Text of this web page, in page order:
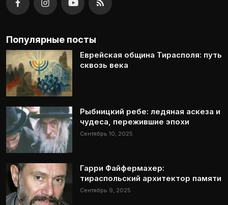
Популярные посты
Еврейская община Тирасполя: путь
сквозь века
Рыбницкий ребе: ледяная аскеза и
чудеса, пережившие эпохи
Сентябрь 10, 2025
Гарри Файфермахер:
тираспольский архитектор памяти
Сентябрь 9, 2025